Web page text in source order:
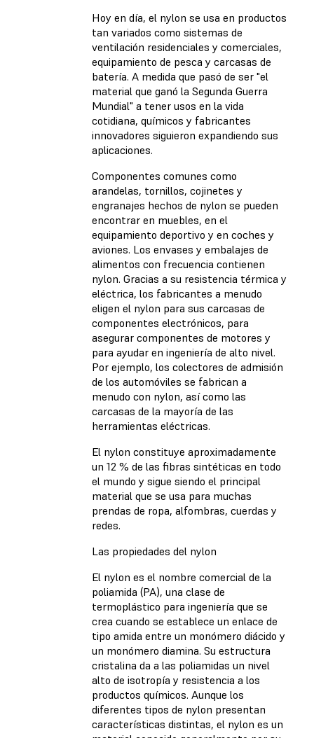
Hoy en día, el nylon se usa en productos
tan variados como sistemas de
ventilación residenciales y comerciales,
equipamiento de pesca y carcasas de
batería. A medida que pasó de ser "el
material que ganó la Segunda Guerra
Mundial" a tener usos en la vida
cotidiana, químicos y fabricantes
innovadores siguieron expandiendo sus
aplicaciones.
Componentes comunes como
arandelas, tornillos, cojinetes y
engranajes hechos de nylon se pueden
encontrar en muebles, en el
equipamiento deportivo y en coches y
aviones. Los envases y embalajes de
alimentos con frecuencia contienen
nylon. Gracias a su resistencia térmica y
eléctrica, los fabricantes a menudo
eligen el nylon para sus carcasas de
componentes electrónicos, para
asegurar componentes de motores y
para ayudar en ingeniería de alto nivel.
Por ejemplo, los colectores de admisión
de los automóviles se fabrican a
menudo con nylon, así como las
carcasas de la mayoría de las
herramientas eléctricas.
El nylon constituye aproximadamente
un 12 % de las fibras sintéticas en todo
el mundo y sigue siendo el principal
material que se usa para muchas
prendas de ropa, alfombras, cuerdas y
redes.
Las propiedades del nylon
El nylon es el nombre comercial de la
poliamida (PA), una clase de
termoplástico para ingeniería que se
crea cuando se establece un enlace de
tipo amida entre un monómero diácido y
un monómero diamina. Su estructura
cristalina da a las poliamidas un nivel
alto de isotropía y resistencia a los
productos químicos. Aunque los
diferentes tipos de nylon presentan
características distintas, el nylon es un